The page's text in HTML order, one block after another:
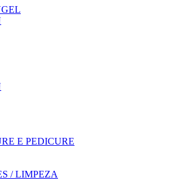
E PEDICURE
/ LIMPEZA